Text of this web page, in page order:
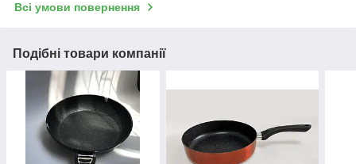
Всі умови повернення
Подібні товари компанії